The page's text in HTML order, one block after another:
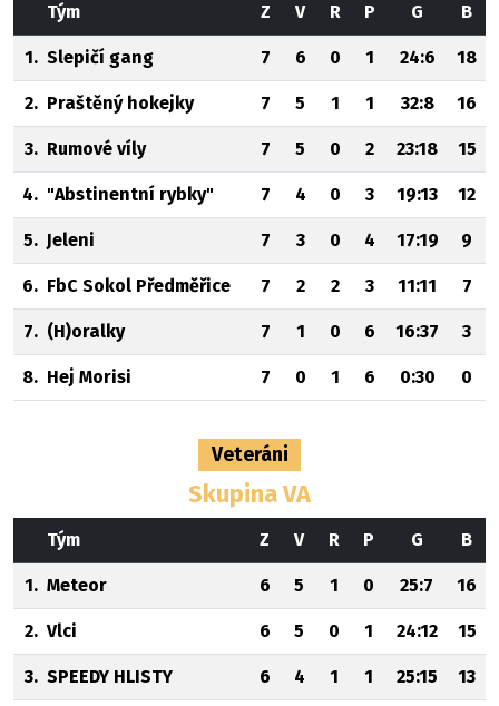
Tým Z V R P G B
1. Slepičí gang 7 6 0 1 24:6 18
2. Praštěný hokejky 7 5 1 1 32:8 16
3. Rumové víly 7 5 0 2 23:18 15
4. "Abstinentní rybky" 7 4 0 3 19:13 12
5. Jeleni 7 3 0 4 17:19 9
6. FbC Sokol Předměřice 7 2 2 3 11:11 7
7. (H)oralky 7 1 0 6 16:37 3
8. Hej Morisi 7 0 1 6 0:30 0
Veteráni
Skupina VA
Tým Z V R P G B
1. Meteor 6 5 1 0 25:7 16
2. Vlci 6 5 0 1 24:12 15
3. SPEEDY HLISTY 6 4 1 1 25:15 13